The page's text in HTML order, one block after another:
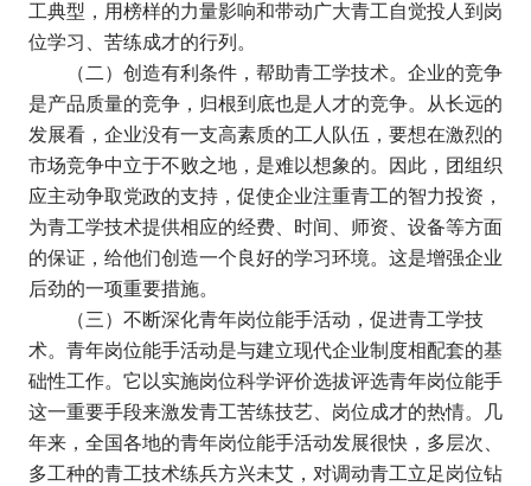
工典型，用榜样的力量影响和带动广大青工自觉投人到岗
位学习、苦练成才的行列。
（二）创造有利条件，帮助青工学技术。企业的竞争
是产品质量的竞争，归根到底也是人才的竞争。从长远的
发展看，企业没有一支高素质的工人队伍，要想在激烈的
市场竞争中立于不败之地，是难以想象的。因此，团组织
应主动争取党政的支持，促使企业注重青工的智力投资，
为青工学技术提供相应的经费、时间、师资、设备等方面
的保证，给他们创造一个良好的学习环境。这是增强企业
后劲的一项重要措施。
（三）不断深化青年岗位能手活动，促进青工学技
术。青年岗位能手活动是与建立现代企业制度相配套的基
础性工作。它以实施岗位科学评价选拔评选青年岗位能手
这一重要手段来激发青工苦练技艺、岗位成才的热情。几
年来，全国各地的青年岗位能手活动发展很快，多层次、
多工种的青工技术练兵方兴未艾，对调动青工立足岗位钻